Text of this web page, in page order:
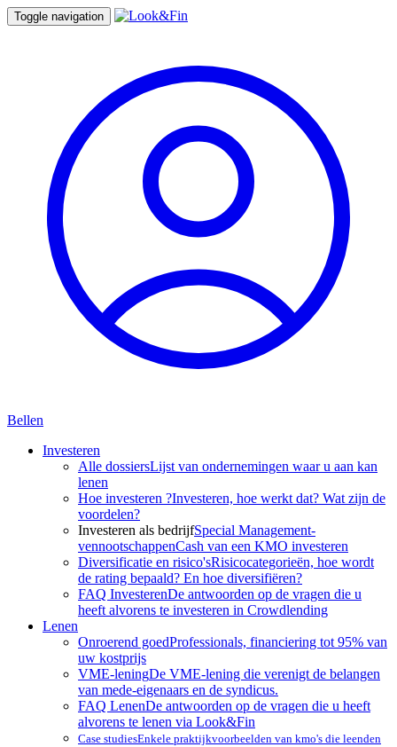
Toggle navigation
Bellen
Investeren
Alle dossiersLijst van ondernemingen waar u aan kan
lenen
Hoe investeren ?Investeren, hoe werkt dat? Wat zijn de
voordelen?
Investeren als bedrijfSpecial Management-
vennootschappenCash van een KMO investeren
Diversificatie en risico'sRisicocategorieën, hoe wordt
de rating bepaald? En hoe diversifiëren?
FAQ InvesterenDe antwoorden op de vragen die u
heeft alvorens te investeren in Crowdlending
Lenen
Onroerend goedProfessionals, financiering tot 95% van
uw kostprijs
VME-leningDe VME-lening die verenigt de belangen
van mede-eigenaars en de syndicus.
FAQ LenenDe antwoorden op de vragen die u heeft
alvorens te lenen via Look&Fin
Case studiesEnkele praktijkvoorbeelden van kmo's die leenden